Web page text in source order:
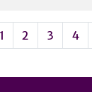
1 2 3 4